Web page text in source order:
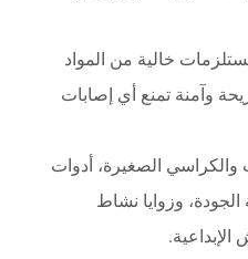
خالية من المواد
وآمنة تمنع أي إصابات
والكراسي الصغيرة، أدوات
الجودة، وزوايا نشاط